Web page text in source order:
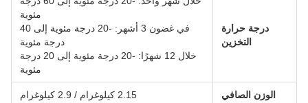
درجة حرارة
التخزين
مئوية
في غضون 3 أشهر: -20 درجة مئوية إلى 40
درجة مئوية
خلال 12 شهرًا: -20 درجة مئوية إلى 20 درجة
مئوية
الوزن الصافي 2.15 كيلوغرام / 2.9 كيلوغرام